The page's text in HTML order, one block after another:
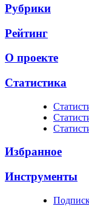
Рубрики
Рейтинг
О проекте
Статистика
Избранное
Инструменты